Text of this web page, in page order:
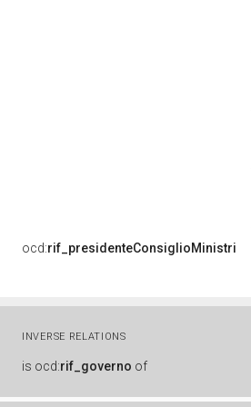
ocd:rif_presidenteConsiglioMinistri
INVERSE RELATIONS
is ocd:rif_governo of